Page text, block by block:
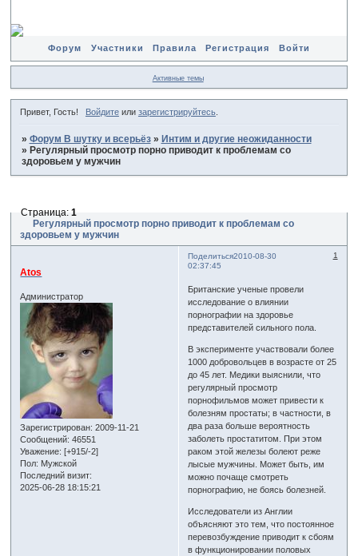
Форум Участники Правила Регистрация Войти
Активные темы
Привет, Гость! Войдитеили зарегистрируйтесь.
» Форум В шутку и всерьёз » Интим и другие неожиданности
» Регулярный просмотр порно приводит к проблемам со
здоровьем у мужчин
Регулярный просмотр порно приводит к проблемам со
здоровьем у мужчин
Страница: 1
Поделиться 1
2010-08-30
02:37:45
Atos
Администратор
Зарегистрирован: 2009-11-21
Сообщений: 46551
Уважение: [+915/-2]
Пол: Мужской
Последний визит:
2025-06-28 18:15:21
Британские ученые провели
исследование о влиянии
порнографии на здоровье
представителей сильного пола.
В эксперименте участвовали более
1000 добровольцев в возрасте от 25
до 45 лет. Медики выяснили, что
регулярный просмотр
порнофильмов может привести к
болезням простаты; в частности, в
два раза больше вероятность
заболеть простатитом. При этом
раком этой железы болеют реже
лысые мужчины. Может быть, им
можно почаще смотреть
порнографию, не боясь болезней.
Исследователи из Англии
объясняют это тем, что постоянное
перевозбуждение приводит к сбоям
в функционировании половых